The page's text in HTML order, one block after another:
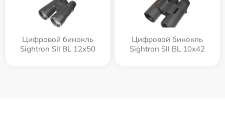
Цифровой бинокль
Sightron SII BL 12x50
Цифровой бинокль
Sightron SII BL 10x42